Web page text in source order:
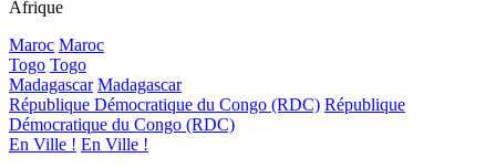
Afrique
Maroc Maroc
Togo Togo
Madagascar Madagascar
République Démocratique du Congo (RDC) République
Démocratique du Congo (RDC)
En Ville ! En Ville !